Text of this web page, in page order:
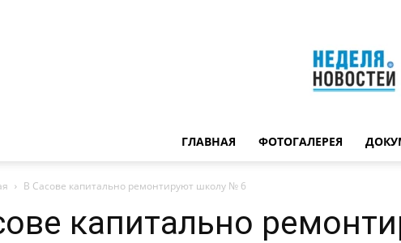
ГЛАВНАЯ ФОТОГАЛЕРЕЯ
В Сасове капитально ремонтируют школу № 6
капитально